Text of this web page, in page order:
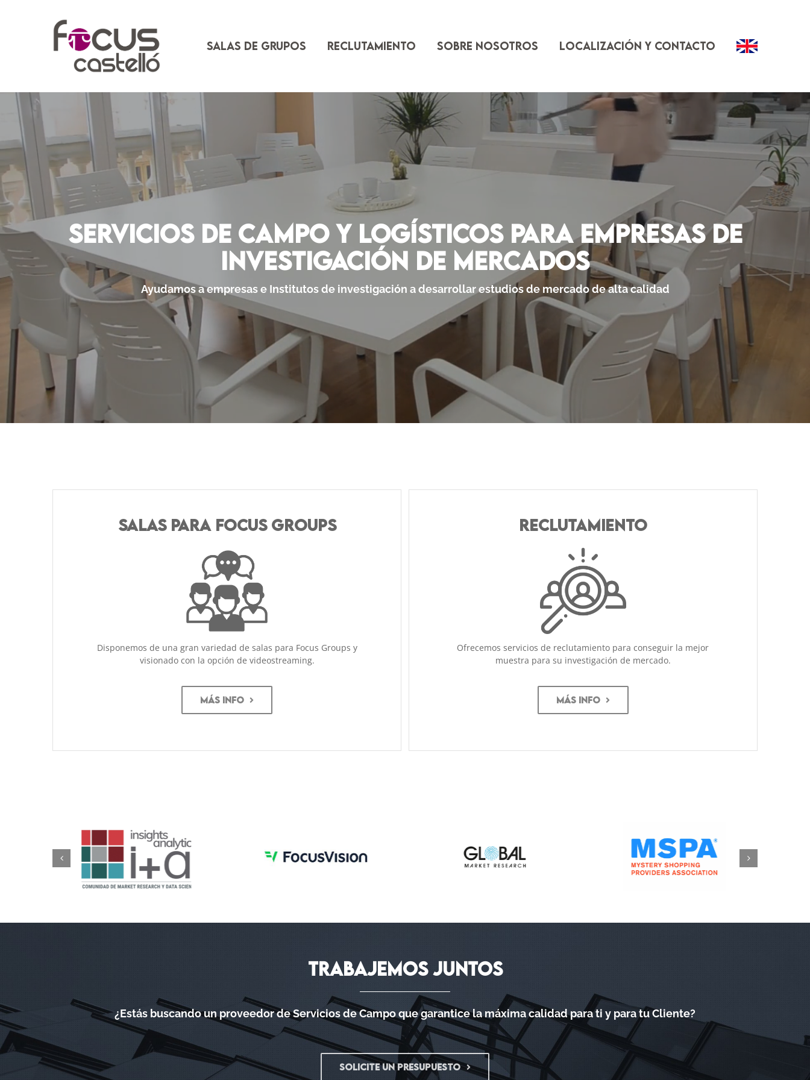
Salas de Grupos Reclutamiento Sobre nosotros Localización y contacto
Servicios de campo y logísticos para empresas de
Investigación de Mercados
Ayudamos a empresas e Institutos de investigación a desarrollar estudios de mercado de alta calidad
SALAS PARA FOCUS GROUPS
Disponemos de una gran variedad de salas para Focus Groups y
visionado con la opción de videostreaming.
MÁS INFO
RECLUTAMIENTO
Ofrecemos servicios de reclutamiento para conseguir la mejor
muestra para su investigación de mercado.
MÁS INFO
TRABAJEMOS JUNTOS
¿Estás buscando un proveedor de Servicios de Campo que garantice la máxima calidad para ti y para tu Cliente?
SOLICITE UN PRESUPUESTO